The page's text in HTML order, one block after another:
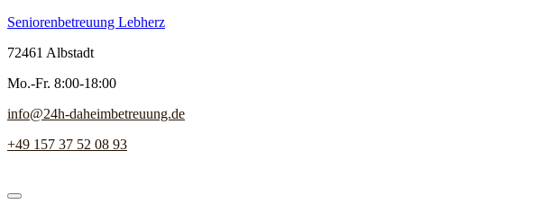
Seniorenbetreuung Lebherz
72461 Albstadt
Mo.-Fr. 8:00-18:00
info@24h-daheimbetreuung.de
+49 157 37 52 08 93